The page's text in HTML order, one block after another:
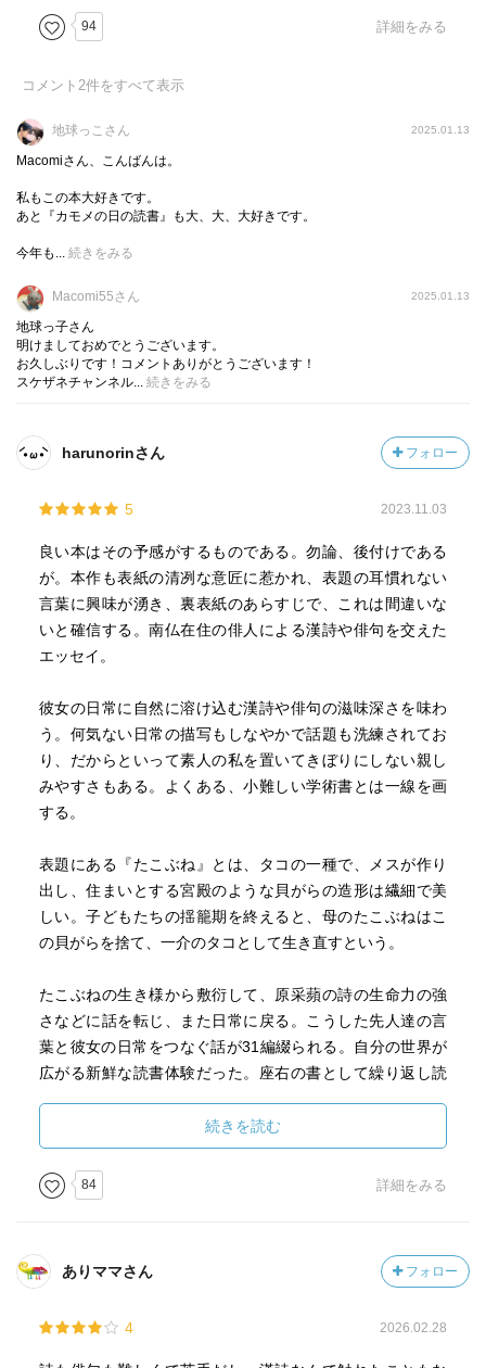
小津さんのお母さんのエピソードがあったが、お母さん
は小津さんが小さい頃から「私は国禁を犯してでもあなた
ぎ出せば、そりゃあ死ぬかもしれないけれど、でも自由を
知ることが出来るのよ。あなたが死んでもお母さんは我慢
するから、遠慮なく好きなところに行きなさい」というよ
それでなのか、小津さんは2000年ころから、南フランス
で暮らされ、南フランスで俳人をしながら漢詩を訳すとい
う、コスモポリタンな詩人である。
は何故か「国語」の教科書に載り、読み下し文で「訳し
た」気にさせられている。だけど、漢詩も外国語で書かれ
ているのだから、英語やフランス語で書かれた詩と同様に
「翻訳」するべきだという当たり前のことに気づかせてく
漢詩を初めから謙虚に「外国語の詩」として捉えた西洋人
の訳詩のなんと瑞々しいこと。例えば、ジャオシェン・ワ
う花のことを「クラブアップの花」と訳しているそうだ。
アン」のプリンス・エドワード島の「歓びの白い道」にな
るそうだ。そこに気づいて感動する小津さんの感性も素晴
らしいけれど、そこに気づくまでに、漢詩をその熟語の意
味や作者の生涯や中国の歴史まで調べて丁寧に読み解く
漢詩を読むことは、古道具屋で「掘り出し物」を見つけ
てきて一生懸命磨き、「やっぱり掘り出し物だった！」と
か「外れだったとか」いう気持ちに似ているそうだ。丁寧
に読み解くと、そこには今を生きる人と変わらない素朴で
瑞々しい感性に出会えるという。
チーネを作って食べながら、ふと杜甫の「槐葉冷淘」とい
う詩を思い出された。小津さんの訳したタイトルは「槐
（えんじゅ）の葉のひやむぎ」。槐というのは見たことが
ないが、緑の葉で、それを擦り込んだ冷むぎは夏の風物詩
ので、ここには載せないが、小津さんの訳を下に一部掲載
する。
あおあおとしたのっぽの槐の葉を
摘み取って台所にもっていく
近くの市場からつきたての麺が届いたので
三本足の鉄釜に入れて強火で茹であげれば
ひやむぎと蘆の芽入りの混ぜごはん
これを人に勧めるのは真珠をやるのに等しい
94 詳細をみる
コメント 2件をすべて表示
地球っこさん 2025.01.13
Macomiさん、こんばんは。
私もこの本大好きです。
あと『カモメの日の読書』も大、大、大好きです。
今年も... 続きをみる
Macomi55さん 2025.01.13
地球っ子さん
明けましておめでとうございます。
お久しぶりです！コメントありがとうございます！
スケザネチャンネル... 続きをみる
harunorinさん フォロー
5 2023.11.03
良い本はその予感がするものである。勿論、後付けである
が。本作も表紙の清冽な意匠に惹かれ、表題の耳慣れない
言葉に興味が湧き、裏表紙のあらすじで、これは間違いな
いと確信する。南仏在住の俳人による漢詩や俳句を交えた
エッセイ。
彼女の日常に自然に溶け込む漢詩や俳句の滋味深さを味わ
う。何気ない日常の描写もしなやかで話題も洗練されてお
り、だからといって素人の私を置いてきぼりにしない親し
みやすさもある。よくある、小難しい学術書とは一線を画
する。
表題にある『たこぶね』とは、タコの一種で、メスが作り
出し、住まいとする宮殿のような貝がらの造形は繊細で美
しい。子どもたちの揺籠期を終えると、母のたこぶねはこ
の貝がらを捨て、一介のタコとして生き直すという。
たこぶねの生き様から敷衍して、原采蘋の詩の生命力の強
さなどに話を転じ、また日常に戻る。こうした先人達の言
葉と彼女の日常をつなぐ話が31編綴られる。自分の世界が
広がる新鮮な読書体験だった。座右の書として繰り返し読
続きを読む
84 詳細をみる
ありママさん フォロー
4 2026.02.28